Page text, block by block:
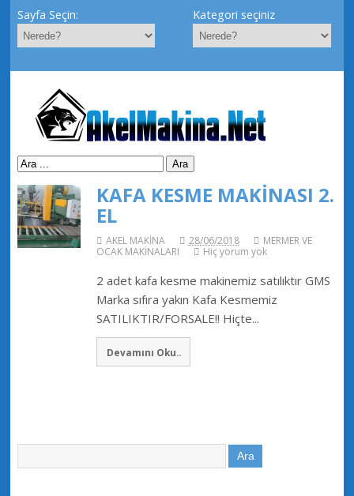
Sayfa Seçin: Kategori seçiniz
KAFA KESME MAKİNASI 2.
EL
AKEL MAKİNA 28/06/2018
MERMER VE
OCAK MAKİNALARI
Hiç yorum yok
2 adet kafa kesme makinemiz satılıktır GMS
Marka sıfıra yakın Kafa Kesmemiz
SATILIKTIR/FORSALE!! Hiçte...
Devamını Oku..